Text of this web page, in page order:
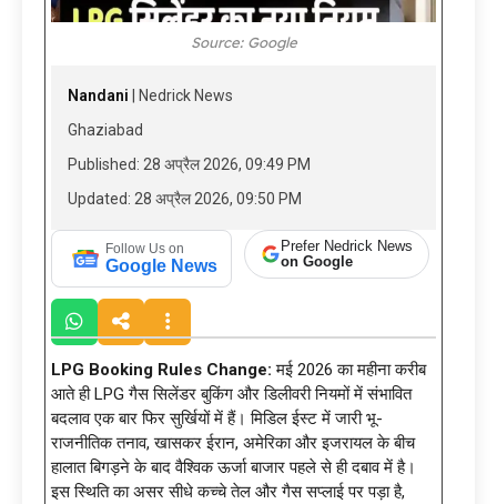
Source: Google
Nandani | Nedrick News
Ghaziabad
Published: 28 अप्रैल 2026, 09:49 PM
Updated: 28 अप्रैल 2026, 09:50 PM
Follow Us on
Google News
Prefer Nedrick News
on Google
LPG Booking Rules Change:मई 2026 का महीना करीब
आते ही LPG गैस सिलेंडर बुकिंग और डिलीवरी नियमों में संभावित
बदलाव एक बार फिर सुर्खियों में हैं। मिडिल ईस्ट में जारी भू-
राजनीतिक तनाव, खासकर ईरान, अमेरिका और इजरायल के बीच
हालात बिगड़ने के बाद वैश्विक ऊर्जा बाजार पहले से ही दबाव में है।
इस स्थिति का असर सीधे कच्चे तेल और गैस सप्लाई पर पड़ा है,